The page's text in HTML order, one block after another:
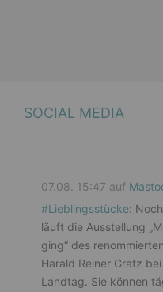
SOCIAL MEDIA
07.08. 15:47 auf
#Lieblingsstücke:
läuft die Ausstellung
ging“ des
Harald Reiner Gratz
Landtag. Sie können